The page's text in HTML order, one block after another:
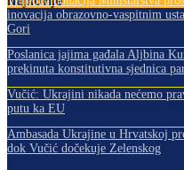
inovacija obrazovno-vaspitnim
Gori
Poslanica jajima gađala Aljbina
prekinuta konstitutivna sjednica
Vučić: Ukrajini nikada nećemo
putu ka EU
Ambasada Ukrajine u Hrvatskoj
dok Vučić dočekuje Zelenskog